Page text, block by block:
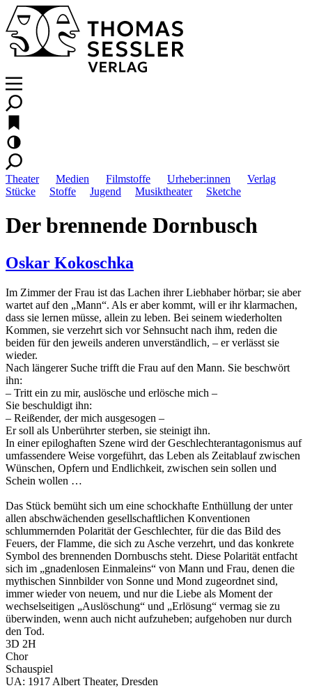
Theater Medien Filmstoffe Urheber:innen
Verlag
Stücke
Stoffe Jugend Musiktheater Sketche
Der brennende Dornbusch
Oskar Kokoschka
Im Zimmer der Frau ist das Lachen ihrer Liebhaber hörbar; sie aber
wartet auf den „Mann“. Als er aber kommt, will er ihr klarmachen,
dass sie lernen müsse, allein zu leben. Bei seinem wiederholten
Kommen, sie verzehrt sich vor Sehnsucht nach ihm, reden die
beiden für den jeweils anderen unverständlich, – er verlässt sie
wieder.
Nach längerer Suche trifft die Frau auf den Mann. Sie beschwört
ihn:
– Tritt ein zu mir, auslösche und erlösche mich –
Sie beschuldigt ihn:
– Reißender, der mich ausgesogen –
Er soll als Unberührter sterben, sie steinigt ihn.
In einer epiloghaften Szene wird der Geschlechterantagonismus auf
umfassendere Weise vorgeführt, das Leben als Zeitablauf zwischen
Wünschen, Opfern und Endlichkeit, zwischen sein sollen und
Schein wollen …
Das Stück bemüht sich um eine schockhafte Enthüllung der unter
allen abschwächenden gesellschaftlichen Konventionen
schlummernden Polarität der Geschlechter, für die das Bild des
Feuers, der Flamme, die sich zu Asche verzehrt, und das konkrete
Symbol des brennenden Dornbuschs steht. Diese Polarität entfacht
sich im „gnadenlosen Einmaleins“ von Mann und Frau, denen die
mythischen Sinnbilder von Sonne und Mond zugeordnet sind,
immer wieder von neuem, und nur die Liebe als Moment der
wechselseitigen „Auslöschung“ und „Erlösung“ vermag sie zu
überwinden, wenn auch nicht aufzuheben; aufgehoben nur durch
den Tod.
3D 2H
Chor
Schauspiel
UA: 1917 Albert Theater, Dresden